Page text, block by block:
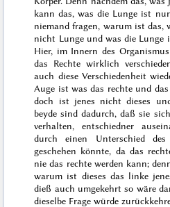
kann das, was die Lunge ist
niemand fragen, warum ist das,
nicht Lunge und was die Lunge
Hier, im Innern des
das Rechte wirklich
auch diese Verschiedenheit
Auge ist was das rechte und
doch ist jenes nicht dieses
beyde sind dadurch, daß sie
verhalten, entschiedner
durch einen Unterschied
geschehen könnte, da das
nie das rechte werden kann;
warum ist dieses das linke
dieß auch umgekehrt so wäre
dieselbe Frage würde